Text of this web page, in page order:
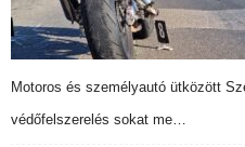
Motoros és személyautó ütközött
védőfelszerelés sokat me…